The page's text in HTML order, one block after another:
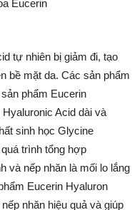
tự nhiên bị giảm đi, tạo
bề mặt da. Các sản phẩm
phẩm Eucerin
Acid dài và
sinh học Glycine
trình tổng hợp
và nếp nhăn là mối lo lắng
Eucerin Hyaluron
nhăn hiệu quả và giúp